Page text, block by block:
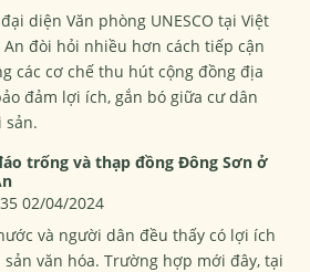
diện Văn phòng UNESCO tại Việt
An đòi hỏi nhiều hơn cách tiếp cận
các cơ chế thu hút cộng đồng địa
đảm lợi ích, gắn bó giữa cư dân
sản.
trống và thạp đồng Đông Sơn ở
02/04/2024
và người dân đều thấy có lợi ích
văn hóa. Trường hợp mới đây, tại